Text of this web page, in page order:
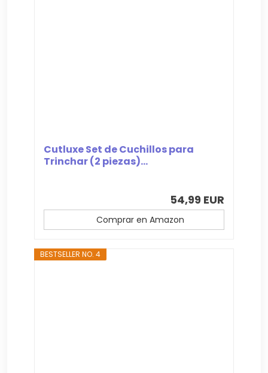
Cutluxe Set de Cuchillos para
Trinchar (2 piezas)...
54,99 EUR
Comprar en Amazon
BESTSELLER NO. 4